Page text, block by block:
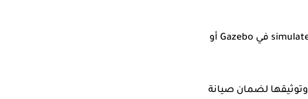
– قبل تشغيل الروبوت في العالم الحقيقي، اختبر الكود على المنصة؟ simulate في Gazebo أو
لضمان صيانة